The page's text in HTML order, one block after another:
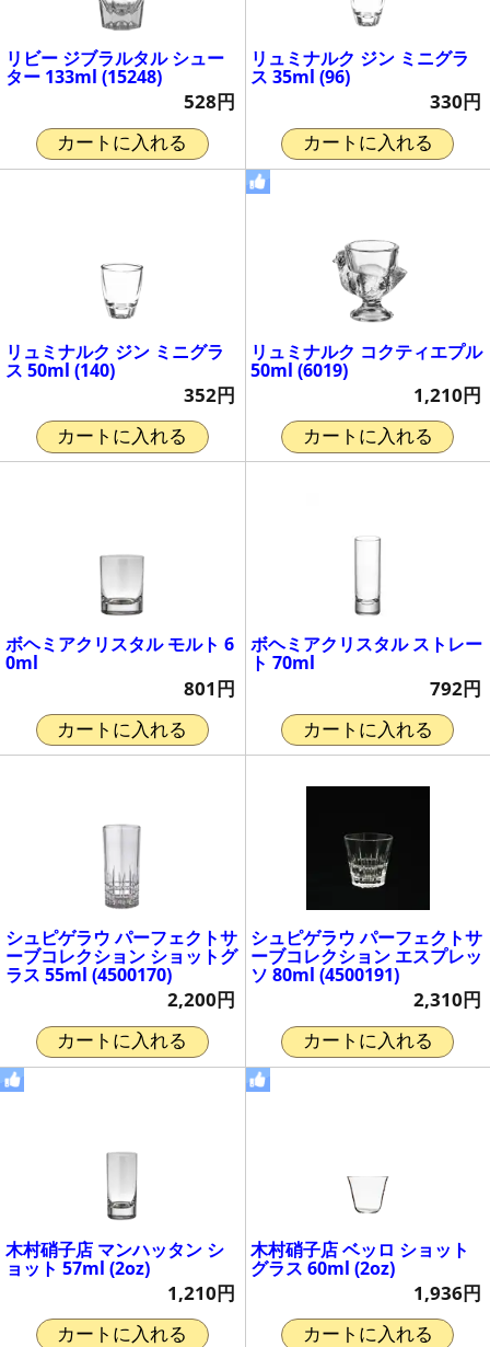
リビー ジブラルタル シュー
ター 133ml (15248)
528円
カートに入れる
リュミナルク ジン ミニグラ
ス 35ml (96)
330円
カートに入れる
リュミナルク ジン ミニグラ
ス 50ml (140)
352円
カートに入れる
リュミナルク コクティエプル
50ml (6019)
1,210円
カートに入れる
ボヘミアクリスタル モルト 6
0ml
801円
カートに入れる
ボヘミアクリスタル ストレー
ト 70ml
792円
カートに入れる
シュピゲラウ パーフェクトサ
ーブコレクション ショットグ
ラス 55ml (4500170)
2,200円
カートに入れる
シュピゲラウ パーフェクトサ
ーブコレクション エスプレッ
ソ 80ml (4500191)
2,310円
カートに入れる
木村硝子店 マンハッタン シ
ョット 57ml (2oz)
1,210円
カートに入れる
木村硝子店 ベッロ ショット
グラス 60ml (2oz)
1,936円
カートに入れる